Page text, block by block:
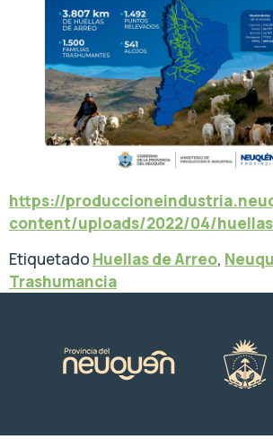
https://
content/uploads/2022/04/
Etiquetado Huellas de Arreo,
Trashumancia